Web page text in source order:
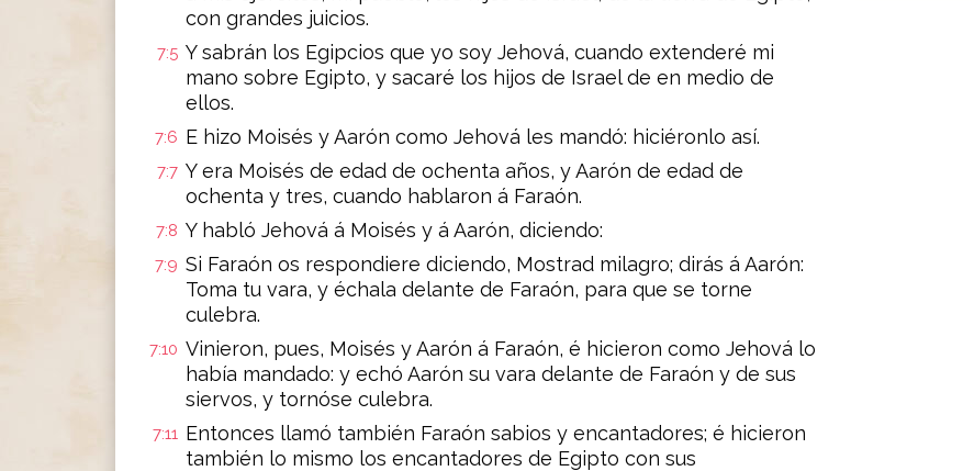
con grandes juicios.
7:5 Y sabrán los Egipcios que yo soy Jehová, cuando extenderé mi
mano sobre Egipto, y sacaré los hijos de Israel de en medio de
ellos.
7:6 E hizo Moisés y Aarón como Jehová les mandó: hiciéronlo así.
7:7 Y era Moisés de edad de ochenta años, y Aarón de edad de
ochenta y tres, cuando hablaron á Faraón.
7:8 Y habló Jehová á Moisés y á Aarón, diciendo:
7:9 Si Faraón os respondiere diciendo, Mostrad milagro; dirás á Aarón:
Toma tu vara, y échala delante de Faraón, para que se torne
culebra.
7:10 Vinieron, pues, Moisés y Aarón á Faraón, é hicieron como Jehová lo
había mandado: y echó Aarón su vara delante de Faraón y de sus
siervos, y tornóse culebra.
7:11 Entonces llamó también Faraón sabios y encantadores; é hicieron
también lo mismo los encantadores de Egipto con sus